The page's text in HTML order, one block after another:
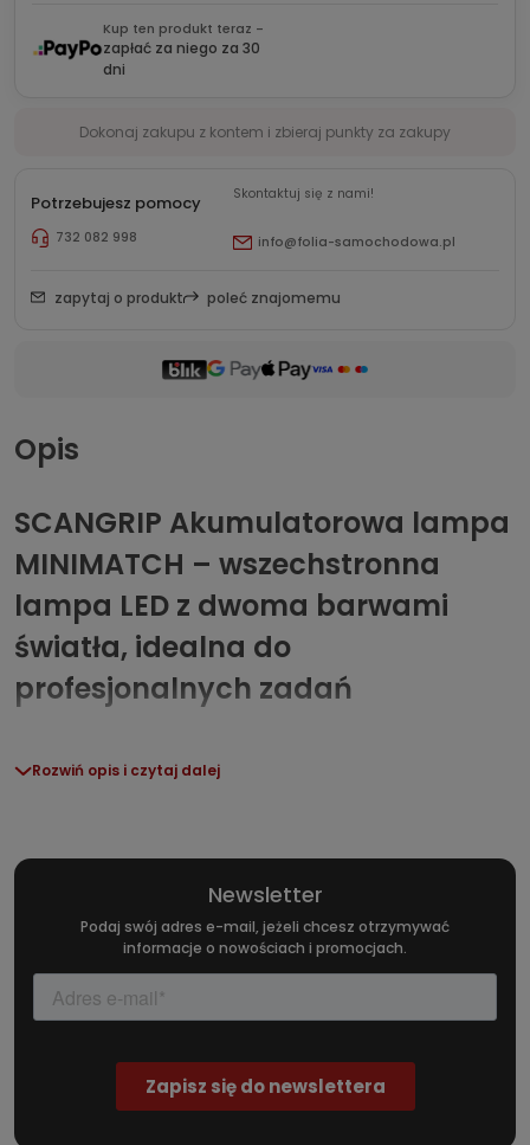
Kup ten produkt teraz -
zapłać za niego za 30
dni
Dokonaj zakupu z kontem i zbieraj punkty za zakupy
Potrzebujesz pomocy Skontaktuj się z nami!
732 082 998 info@folia-samochodowa.pl
zapytaj o produkt poleć znajomemu
Opis
SCANGRIP Akumulatorowa lampa
MINIMATCH – wszechstronna
lampa LED z dwoma barwami
światła, idealna do
profesjonalnych zadań
kompaktowe i efektywne rozwiązanie dla profesjonalistów,
maksymalnej mocy200 lumenów, lampa doskonale
sprawdza się przy rozmaitych zadaniach: od inspekcji lakieru,
przez detailing, aż po codzienne prace warsztatowe i
Precyzyjna technologia
możliwości
Rozwiń opis i czytaj dalej
Newsletter
Podaj swój adres e-mail, jeżeli chcesz otrzymywać
informacje o nowościach i promocjach.